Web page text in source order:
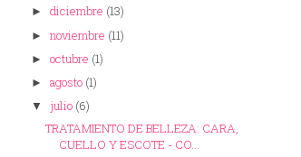
► diciembre (13)
► noviembre (11)
► octubre (1)
► agosto (1)
▼ julio (6)
TRATAMIENTO DE BELLEZA: CARA,
CUELLO Y ESCOTE - CO...